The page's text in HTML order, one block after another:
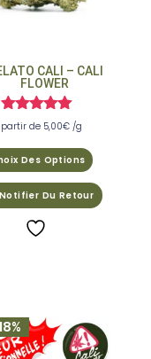
CALI – CALI
FLOWER
Note
sur 5
partir de 5,00€ /g
Des Options
Du Retour